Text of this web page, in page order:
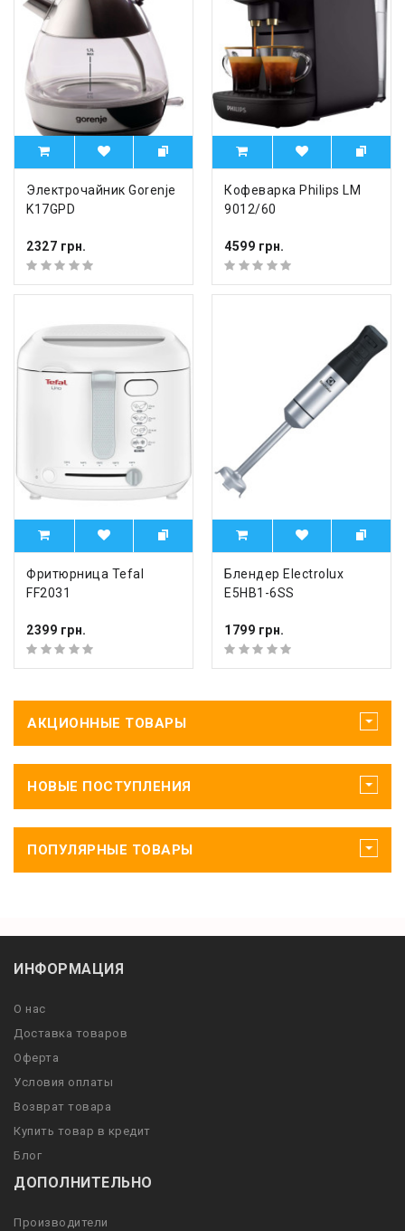
Электрочайник Gorenje
K17GPD
2327 грн.
Кофеварка Philips LM
9012/60
4599 грн.
Фритюрница Tefal
FF2031
2399 грн.
Блендер Electrolux
E5HB1-6SS
1799 грн.
АКЦИОННЫЕ ТОВАРЫ
НОВЫЕ ПОСТУПЛЕНИЯ
ПОПУЛЯРНЫЕ ТОВАРЫ
ИНФОРМАЦИЯ
О нас
Доставка товаров
Оферта
Условия оплаты
Возврат товара
Купить товар в кредит
Блог
ДОПОЛНИТЕЛЬНО
Производители